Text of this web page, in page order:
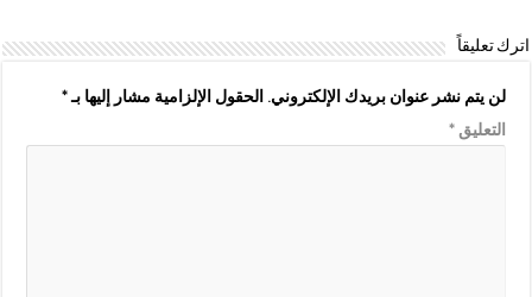
اترك تعليقاً
لن يتم نشر عنوان بريدك الإلكتروني. الحقول الإلزامية مشار إليها بـ*
التعليق*